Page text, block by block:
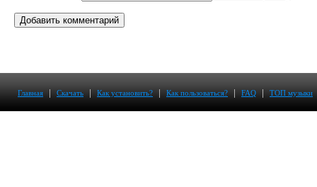
Главная | Скачать | Как установить? | Как пользоваться? | FAQ | ТОП музыки